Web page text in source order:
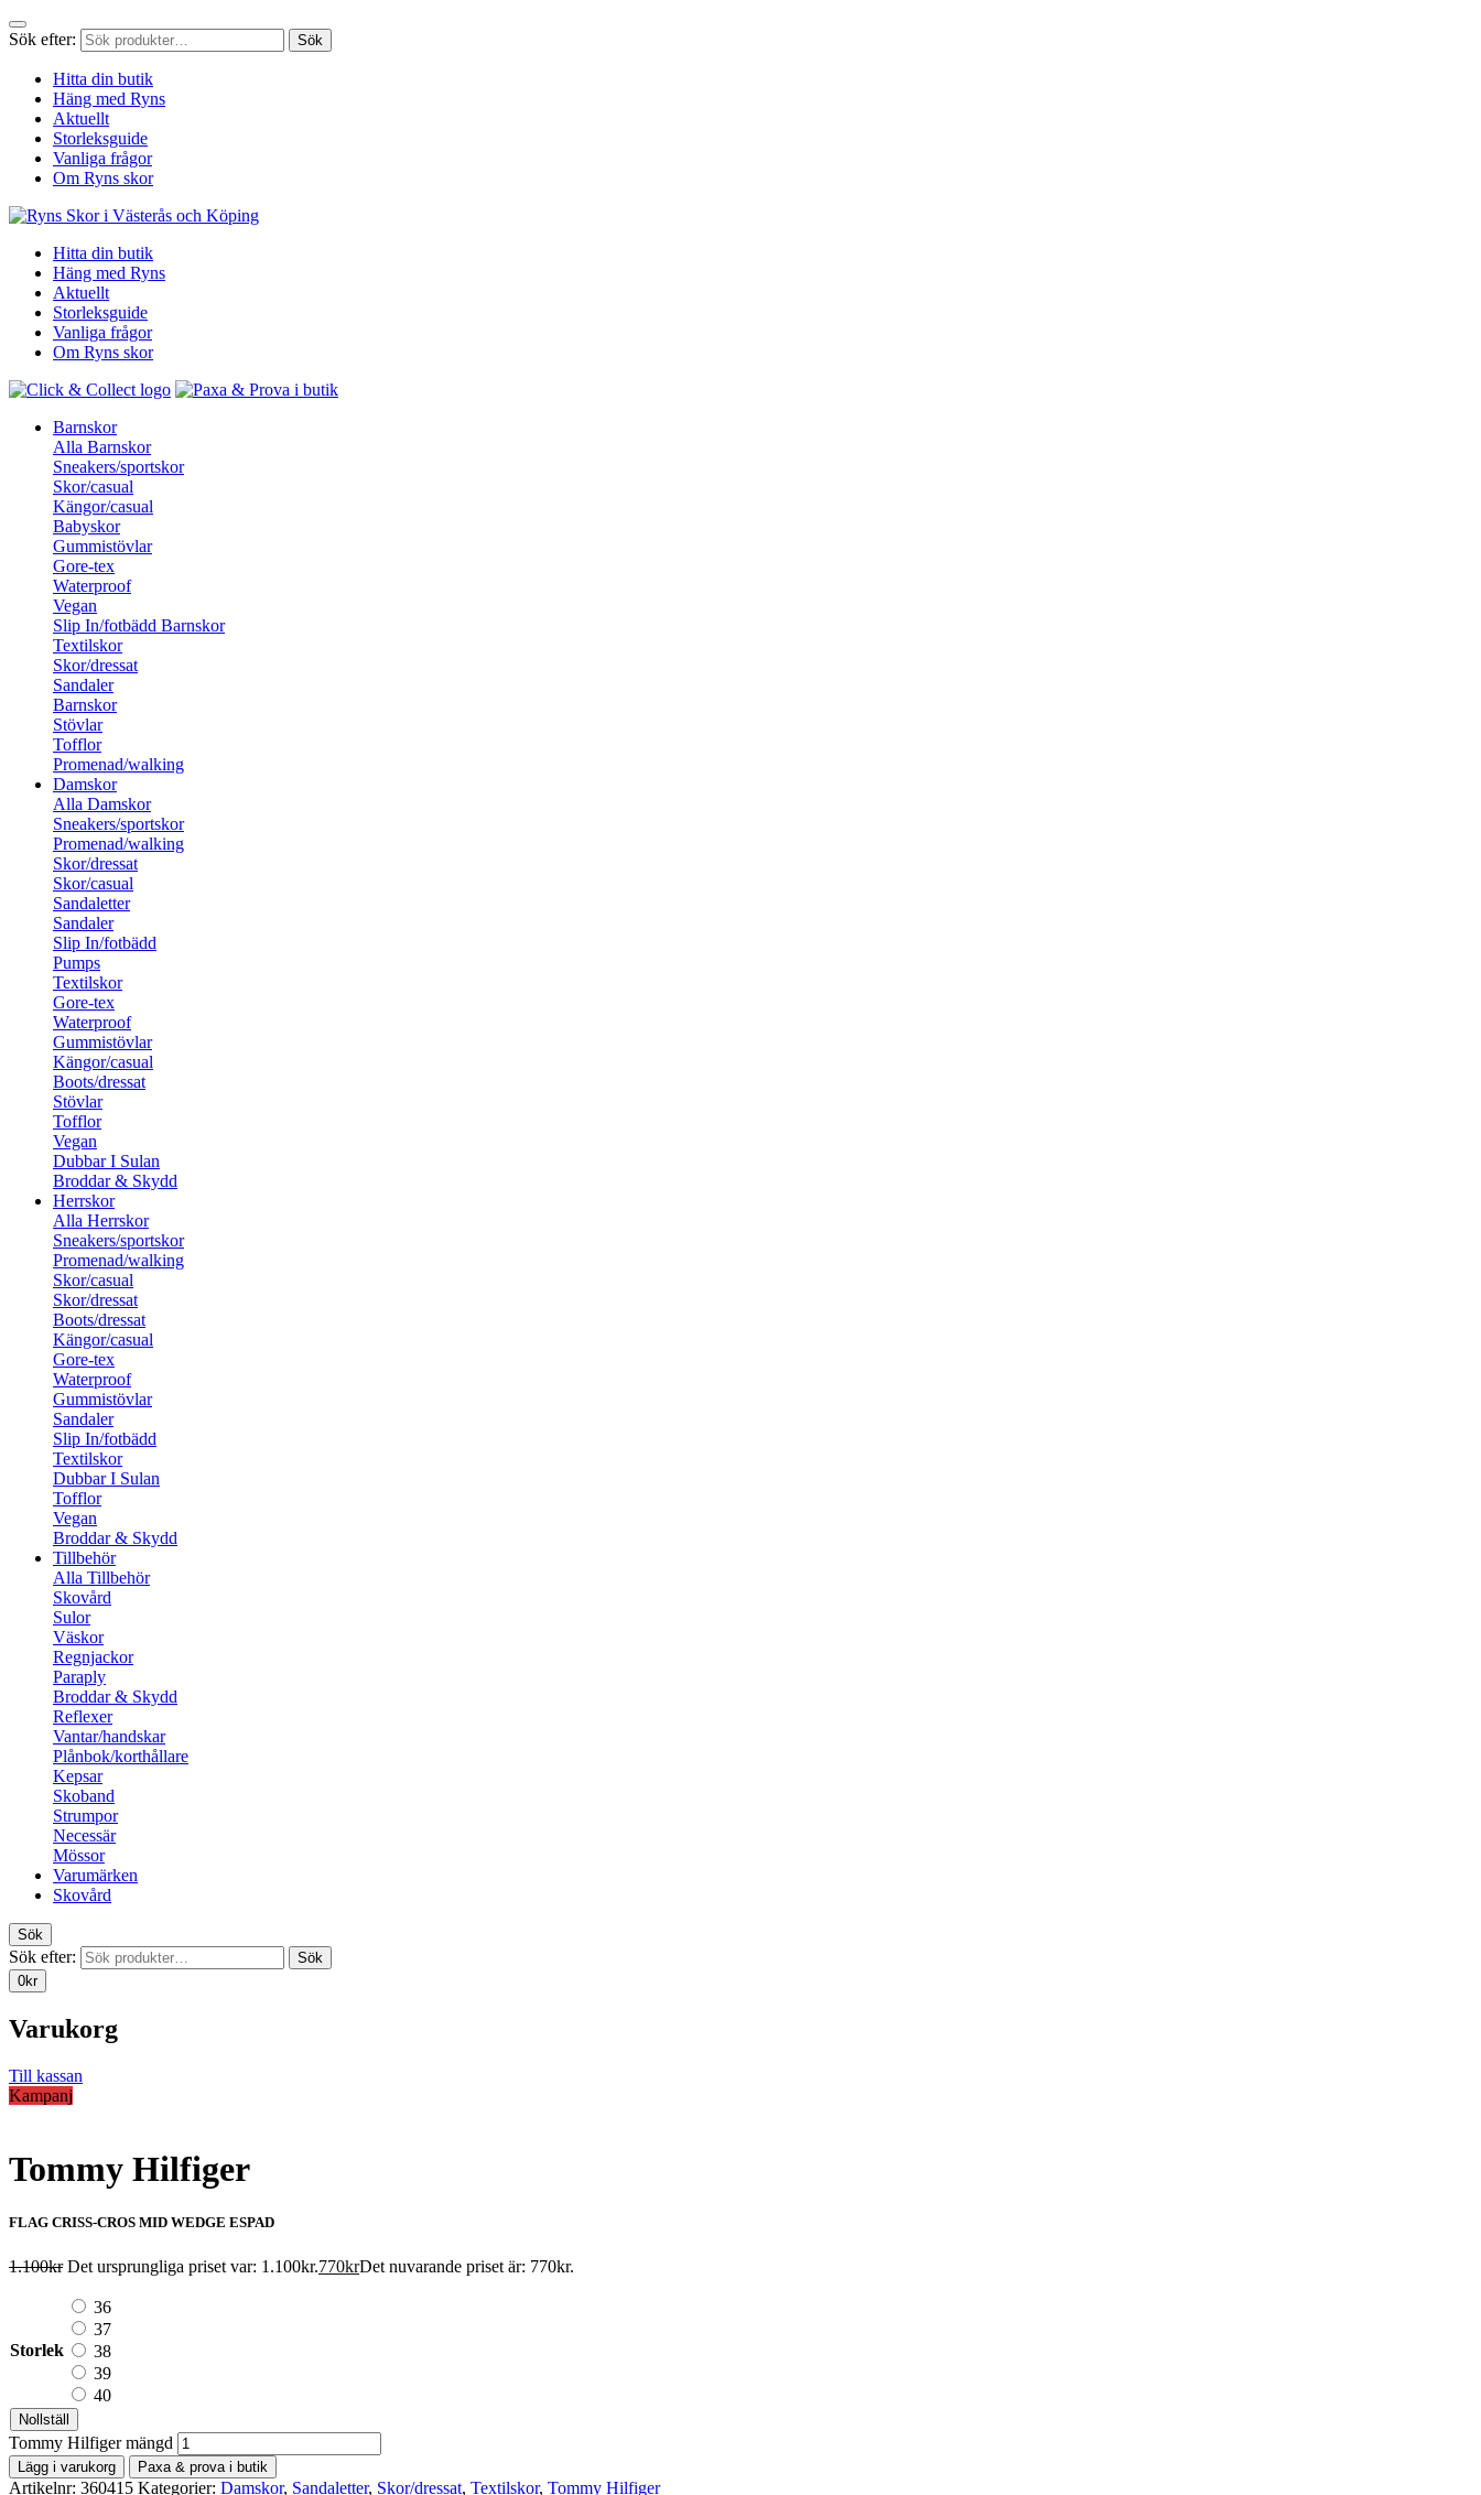
Sök efter: Sök
Hitta din butik
Häng med Ryns
Aktuellt
Storleksguide
Vanliga frågor
Om Ryns skor
Hitta din butik
Häng med Ryns
Aktuellt
Storleksguide
Vanliga frågor
Om Ryns skor
Barnskor
Alla Barnskor
Sneakers/sportskor
Skor/casual
Kängor/casual
Babyskor
Gummistövlar
Gore-tex
Waterproof
Vegan
Slip In/fotbädd Barnskor
Textilskor
Skor/dressat
Sandaler
Barnskor
Stövlar
Tofflor
Promenad/walking
Damskor
Alla Damskor
Sneakers/sportskor
Promenad/walking
Skor/dressat
Skor/casual
Sandaletter
Sandaler
Slip In/fotbädd
Pumps
Textilskor
Gore-tex
Waterproof
Gummistövlar
Kängor/casual
Boots/dressat
Stövlar
Tofflor
Vegan
Dubbar I Sulan
Broddar & Skydd
Herrskor
Alla Herrskor
Sneakers/sportskor
Promenad/walking
Skor/casual
Skor/dressat
Boots/dressat
Kängor/casual
Gore-tex
Waterproof
Gummistövlar
Sandaler
Slip In/fotbädd
Textilskor
Dubbar I Sulan
Tofflor
Vegan
Broddar & Skydd
Tillbehör
Alla Tillbehör
Skovård
Sulor
Väskor
Regnjackor
Paraply
Broddar & Skydd
Reflexer
Vantar/handskar
Plånbok/korthållare
Kepsar
Skoband
Strumpor
Necessär
Mössor
Varumärken
Skovård
Sök
Sök efter:
Sök
0kr
Varukorg
Till kassan
Kampanj
Tommy Hilfiger
FLAG CRISS-CROS MID WEDGE ESPAD
1.100kr Det ursprungliga priset var: 1.100kr.770krDet nuvarande priset är: 770kr.
Storlek
36
37
38
39
40
Nollställ
Tommy Hilfiger mängd
Lägg i varukorg Paxa & prova i butik
Artikelnr: 360415 Kategorier: Damskor, Sandaletter, Skor/dressat, Textilskor, Tommy Hilfiger